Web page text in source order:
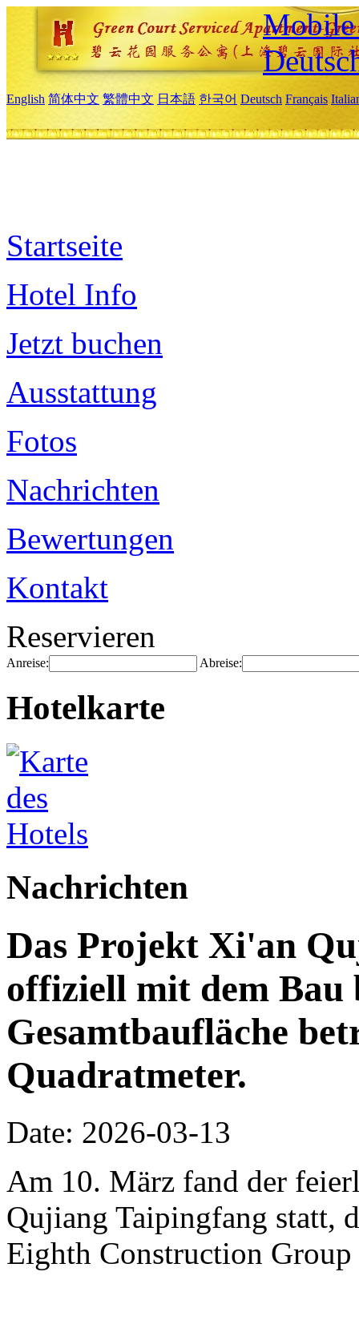
Mobile
English 简体中文 繁體中文 日本語 한국어 Deutsch Français
Startseite
Hotel Info
Jetzt buchen
Ausstattung
Fotos
Nachrichten
Bewertungen
Kontakt
Reservieren
Anreise: Abreise:
Hotelkarte
Nachrichten
Das Projekt Xi'an
offiziell mit dem Bau
Gesamtbaufläche
Quadratmeter.
Date: 2026-03-13
Am 10. März fand der
Qujiang Taipingfang statt,
Eighth Construction